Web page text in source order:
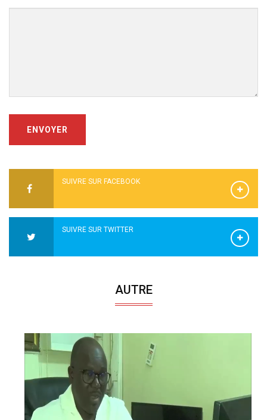
ENVOYER
SUIVRE SUR FACEBOOK
SUIVRE SUR TWITTER
AUTRE